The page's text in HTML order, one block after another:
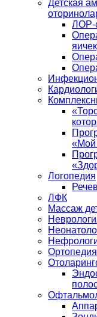
Детская
ЛОР-
«Мой
Логопедия
ЛФК
Массаж